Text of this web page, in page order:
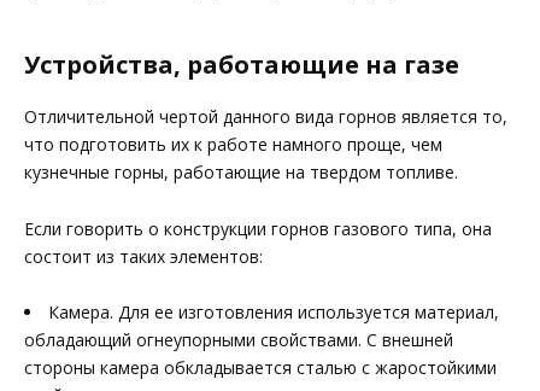
Устройства, работающие на газе
Отличительной чертой данного вида горнов является то,
что подготовить их к работе намного проще, чем
кузнечные горны, работающие на твердом топливе.
Если говорить о конструкции горнов газового типа, она
состоит из таких элементов:
Камера. Для ее изготовления используется материал,
обладающий огнеупорными свойствами. С внешней
стороны камера обкладывается сталью с жаростойкими